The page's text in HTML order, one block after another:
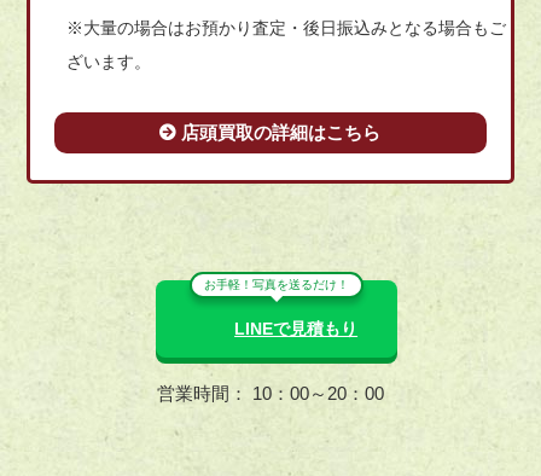
※大量の場合はお預かり査定・後日振込みとなる場合もご
ざいます。
店頭買取の詳細はこちら
お手軽！写真を送るだけ！
LINEで見積もり
営業時間： 10：00～20：00